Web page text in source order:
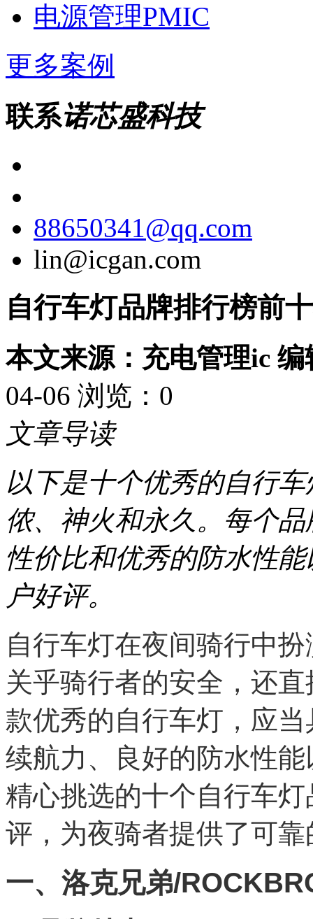
电源管理PMIC
更多案例
联系诺芯盛科技
88650341@qq.com
lin@icgan.com
自行车灯品牌排行榜前
本文来源：充电管理ic
04-06 浏览： 0
文章导读
以下是十个优秀的自行
侬、神火和永久。每个
性价比和优秀的防水性
户好评。
自行车灯在夜间骑行中
关乎骑行者的安全，还
款优秀的自行车灯，应
续航力、良好的防水性
精心挑选的十个自行车
评，为夜骑者提供了可
一、洛克兄弟/